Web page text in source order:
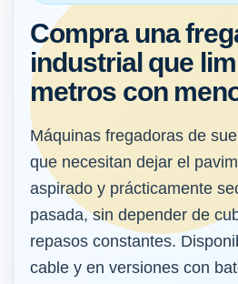
Compra una
industrial que
metros con
Máquinas fregadoras de
que necesitan dejar el
aspirado y prácticamente
pasada, sin depender de
repasos constantes.
cable y en versiones con